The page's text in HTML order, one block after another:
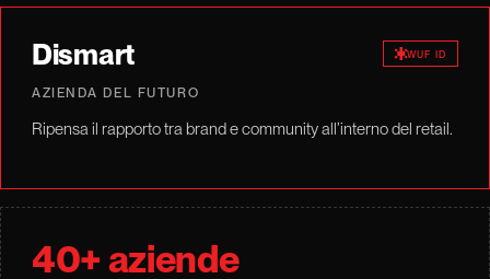
Dismart WUF ID
AZIENDA DEL FUTURO
Ripensa il rapporto tra brand e community all’interno del retail.
40+ aziende